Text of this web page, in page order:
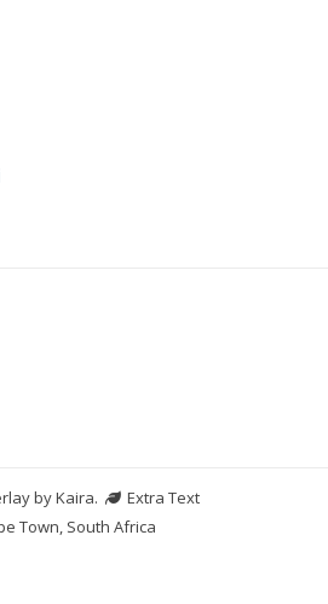
byKaira.
Extra Text
Town, South Africa